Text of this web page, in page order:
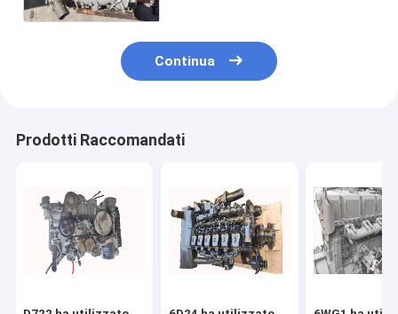
Continua
Prodotti Raccomandati